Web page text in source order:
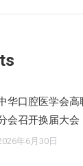
华口腔医学会
会召开换届大会
年6月30日